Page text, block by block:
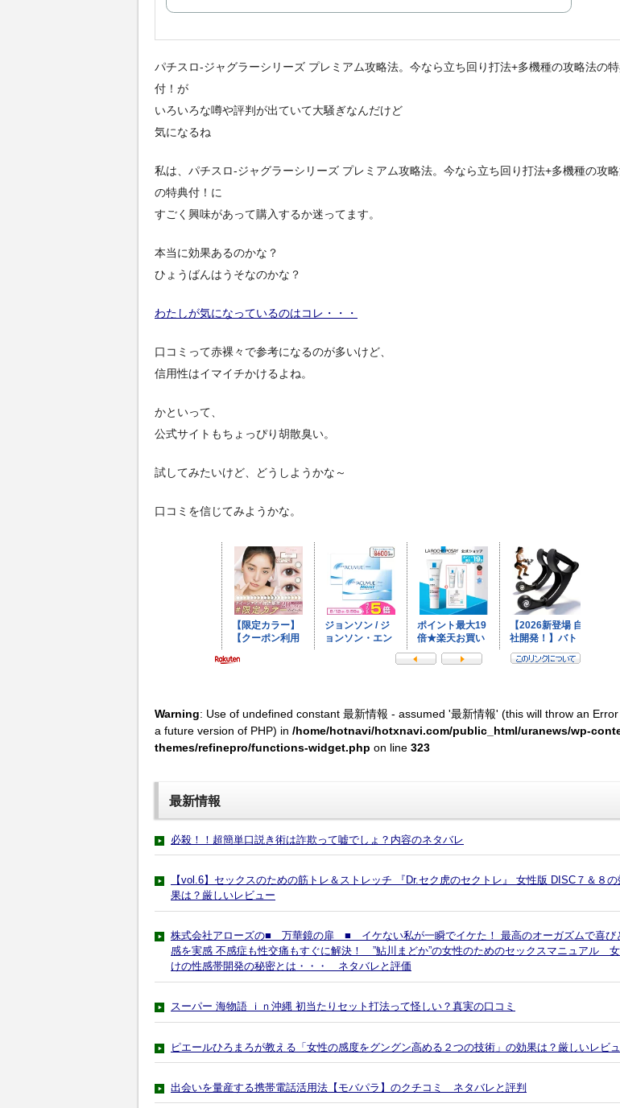
パチスロ-ジャグラーシリーズ プレミアム攻略法。今なら立ち回り打法+多機種の攻略法の
付！が
いろいろな噂や評判が出ていて大騒ぎなんだけど
気になるね
私は、パチスロ-ジャグラーシリーズ プレミアム攻略法。今なら立ち回り打法+多機種の攻
の特典付！に
すごく興味があって購入するか迷ってます。
本当に効果あるのかな？
ひょうばんはうそなのかな？
わたしが気になっているのはコレ・・・
口コミって赤裸々で参考になるのが多いけど、
信用性はイマイチかけるよね。
かといって、
公式サイトもちょっぴり胡散臭い。
試してみたいけど、どうしようかな～
口コミを信じてみようかな。
Warning: Use of undefined constant 最新情報 - assumed '最新情報' (this will throw an Error
a future version of PHP) in /home/hotnavi/hotxnavi.com/public_html/uranews/wp-
themes/refinepro/functions-widget.php on line 323
最新情報
必殺！！超簡単口説き術は詐欺って嘘でしょ？内容のネタバレ
【vol.6】セックスのための筋トレ＆ストレッチ 『Dr.セク虎のセクトレ』 女性版 DISC７＆８の
果は？厳しいレビュー
株式会社アローズの■ 万華鏡の扉 ■ イケない私が一瞬でイケた！ 最高のオーガズムで喜び
感を実感 不感症も性交痛もすぐに解決！ ”鮎川まどか”の女性のためのセックスマニュアル
けの性感帯開発の秘密とは・・・ ネタバレと評価
スーパー 海物語 ｉｎ沖縄 初当たりセット打法って怪しい？真実の口コミ
ピエールひろまろが教える「女性の感度をグングン高める２つの技術」の効果は？厳しいレビ
出会いを量産する携帯電話活用法【モバパラ】のクチコミ ネタバレと評判